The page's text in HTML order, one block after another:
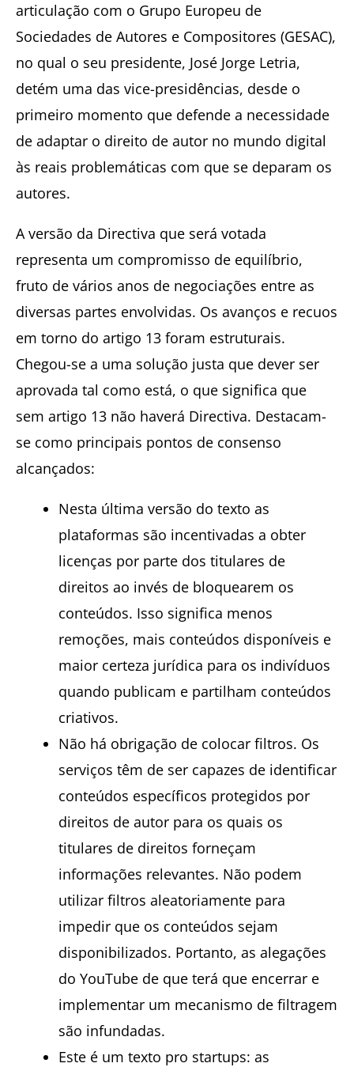
articulação com o Grupo Europeu de
Sociedades de Autores e Compositores (GESAC),
no qual o seu presidente, José Jorge Letria,
detém uma das vice-presidências, desde o
primeiro momento que defende a necessidade
de adaptar o direito de autor no mundo digital
às reais problemáticas com que se deparam os
autores.
A versão da Directiva que será votada
representa um compromisso de equilíbrio,
fruto de vários anos de negociações entre as
diversas partes envolvidas. Os avanços e recuos
em torno do artigo 13 foram estruturais.
Chegou-se a uma solução justa que dever ser
aprovada tal como está, o que significa que
sem artigo 13 não haverá Directiva. Destacam-
se como principais pontos de consenso
alcançados:
Nesta última versão do texto as
plataformas são incentivadas a obter
licenças por parte dos titulares de
direitos ao invés de bloquearem os
conteúdos. Isso significa menos
remoções, mais conteúdos disponíveis e
maior certeza jurídica para os indivíduos
quando publicam e partilham conteúdos
criativos.
Não há obrigação de colocar filtros. Os
serviços têm de ser capazes de identificar
conteúdos específicos protegidos por
direitos de autor para os quais os
titulares de direitos forneçam
informações relevantes. Não podem
utilizar filtros aleatoriamente para
impedir que os conteúdos sejam
disponibilizados. Portanto, as alegações
do YouTube de que terá que encerrar e
implementar um mecanismo de filtragem
são infundadas.
Este é um texto pro startups: as